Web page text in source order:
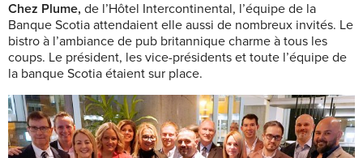
Chez Plume, de l’Hôtel Intercontinental, l’équipe de la
Banque Scotia attendaient elle aussi de nombreux invités. Le
bistro à l’ambiance de pub britannique charme à tous les
coups. Le président, les vice-présidents et toute l’équipe de
la banque Scotia étaient sur place.